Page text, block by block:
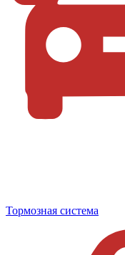
Тормозная система